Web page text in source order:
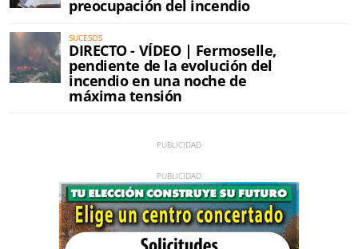
preocupación del incendio
SUCESOS
DIRECTO - VÍDEO | Fermoselle,
pendiente de la evolución del
incendio en una noche de
máxima tensión